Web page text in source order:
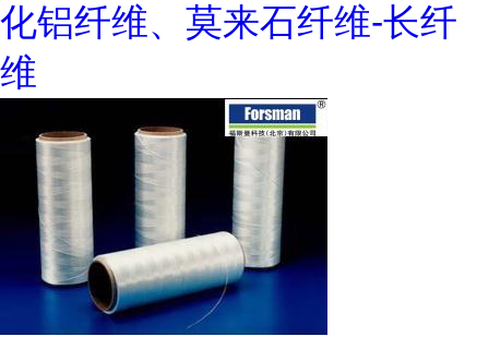
化铝纤维、莫来石纤维-长纤
维